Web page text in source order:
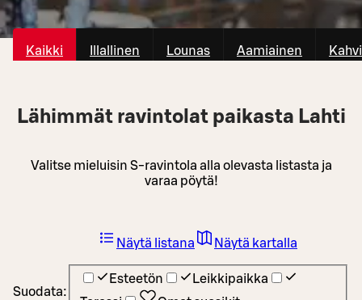
Kaikki Illallinen Lounas Aamiainen
Lähimmät ravintolat paikasta Lahti
Valitse mieluisin S-ravintola alla olevasta listasta ja
varaa pöytä!
Suodata:
Esteetön
Leikkipaikka
Näytä listana Näytä kartalla